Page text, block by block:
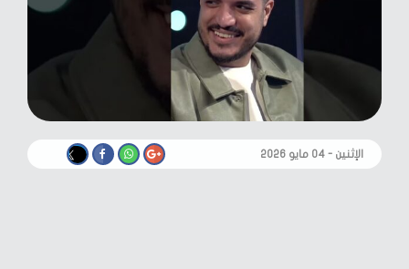
الإثنين - ٠٤ مايو ٢٠٢٦